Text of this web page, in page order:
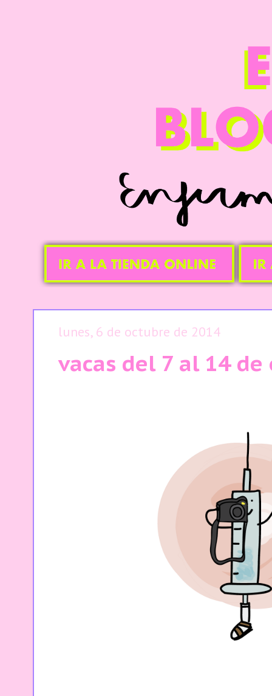
lunes, 6 de octubre de 2014
vacas del 7 al 14